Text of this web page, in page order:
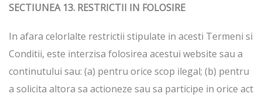
SECTIUNEA 13. RESTRICTII IN FOLOSIRE
In afara celorlalte restrictii stipulate in acesti Termeni si
Conditii, este interzisa folosirea acestui website sau a
continutului sau: (a) pentru orice scop ilegal; (b) pentru
a solicita altora sa actioneze sau sa participe in orice act